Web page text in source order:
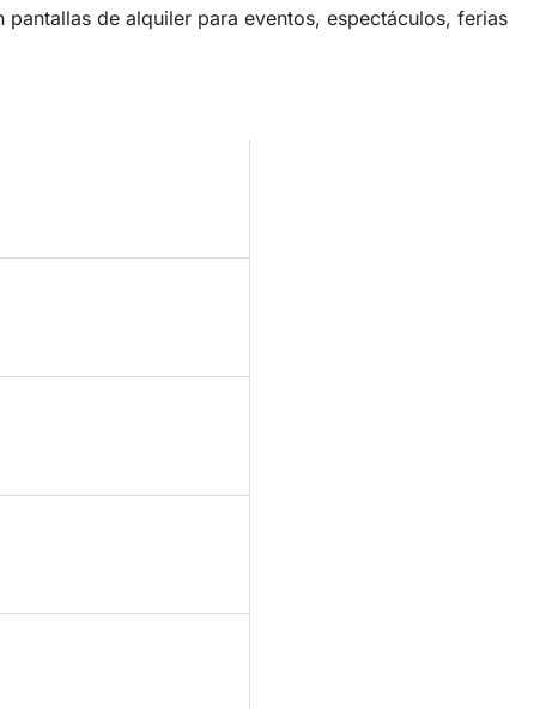
de alquiler para eventos, espectáculos, ferias